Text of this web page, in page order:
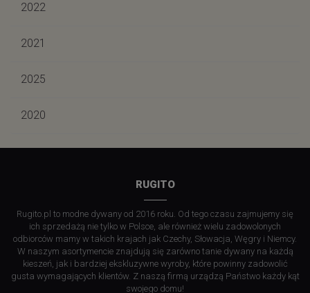
2022
2021
2025
2020
RUGITO
Rugito.pl to modne dywany od 2016 roku. Od tego czasu zajmujemy się
ich sprzedażą nie tylko w Polsce, ale również wielu zadowolonych
odbiorców mamy w takich krajach jak Czechy, Słowacja, Węgry i Niemcy.
W naszym asortymencie znajdują się zarówno tanie dywany na każdą
kieszeń, jak i bardziej ekskluzywne wyroby, które powinny zadowolić
gusta wymagających klientów. Z naszą firmą urządzą Państwo każdy kąt
swojego domu!